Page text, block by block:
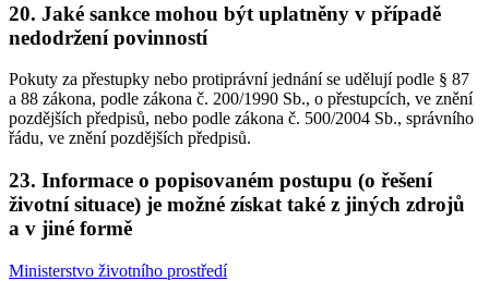
20. Jaké sankce mohou být uplatněny v případě
nedodržení povinností
Pokuty za přestupky nebo protiprávní jednání se udělují podle § 87
a 88 zákona, podle zákona č. 200/1990 Sb., o přestupcích, ve znění
pozdějších předpisů, nebo podle zákona č. 500/2004 Sb., správního
řádu, ve znění pozdějších předpisů.
23. Informace o popisovaném postupu (o řešení
životní situace) je možné získat také z jiných zdrojů
a v jiné formě
Ministerstvo životního prostředí